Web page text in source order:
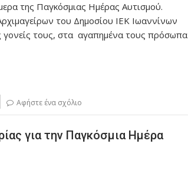
της Παγκόσμιας Ημέρας Αυτισμού.
του Δημοσίου ΙΕΚ Ιωαννίνων
γονείς τους, στα αγαπημένα τους πρόσωπα
Αφήστε ένα σχόλιο
για την Παγκόσμια Ημέρα